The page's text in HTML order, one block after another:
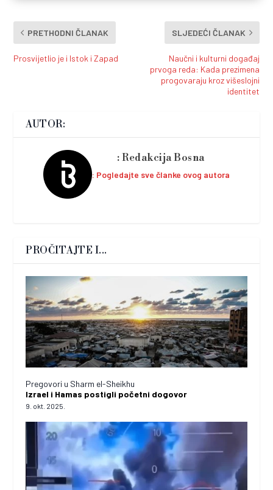
PRETHODNI ČLANAK
Prosvijetlio je i Istok i Zapad
SLJEDEĆI ČLANAK
Naučni i kulturni događaj
prvoga reda: Kada prezimena
progovaraju kroz višeslojni
identitet
AUTOR:
Redakcija Bosna
Pogledajte sve članke ovog autora
PROČITAJTE I...
Pregovori u Sharm el-Sheikhu
Izrael i Hamas postigli početni dogovor
9. okt. 2025.